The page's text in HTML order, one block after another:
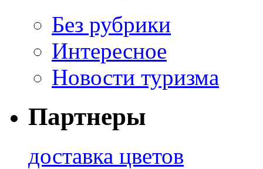
Без рубрики
Интересное
Новости туризма
Партнеры
доставка цветов